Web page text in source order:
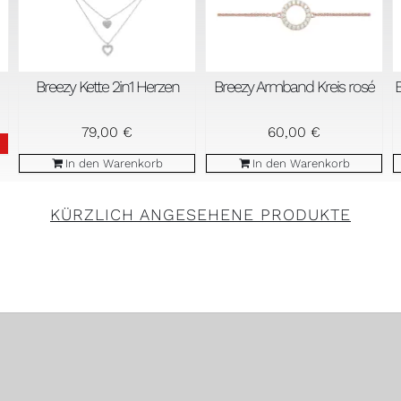
Breezy Kette 2in1 Herzen
79,00€
In den Warenkorb
Breezy Armband Kreis rosé
60,00€
In den Warenkorb
KÜRZLICH ANGESEHENE PRODUKTE